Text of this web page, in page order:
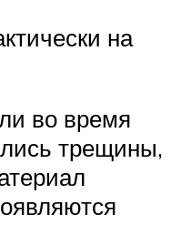
на
во время
трещины,